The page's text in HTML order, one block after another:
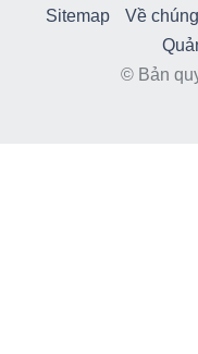
Sitemap Về
© Bản